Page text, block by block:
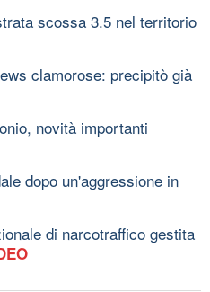
scossa 3.5 nel territorio
clamorose: precipitò già
novità importanti
dopo un'aggressione in
di narcotraffico gestita